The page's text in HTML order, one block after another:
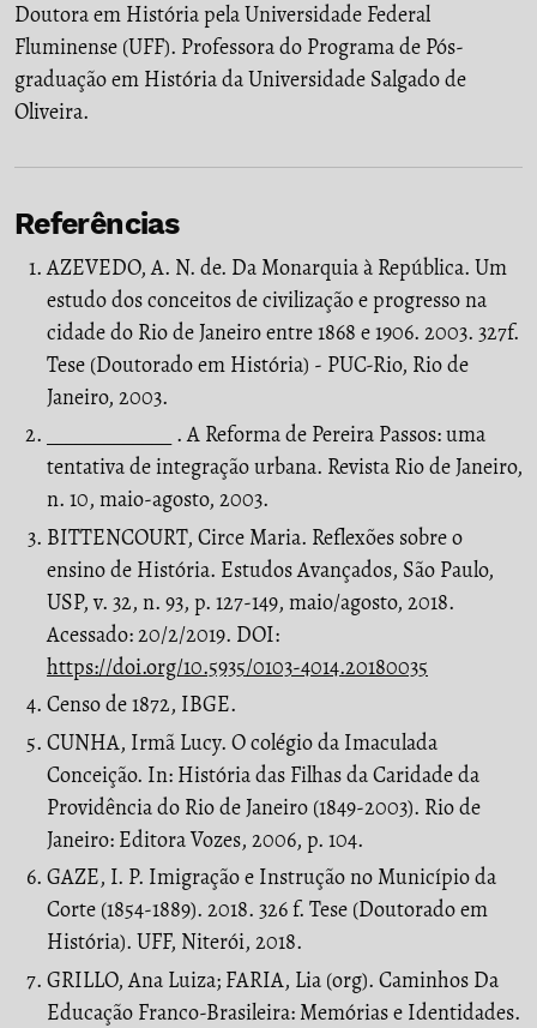
Doutora em História pela Universidade Federal
Fluminense (UFF). Professora do Programa de Pós-
graduação em História da Universidade Salgado de
Oliveira.
Referências
AZEVEDO, A. N. de. Da Monarquia à República. Um
estudo dos conceitos de civilização e progresso na
cidade do Rio de Janeiro entre 1868 e 1906. 2003. 327f.
Tese (Doutorado em História) - PUC-Rio, Rio de
Janeiro, 2003.
_____________ . A Reforma de Pereira Passos: uma
tentativa de integração urbana. Revista Rio de Janeiro,
n. 10, maio-agosto, 2003.
BITTENCOURT, Circe Maria. Reflexões sobre o
ensino de História. Estudos Avançados, São Paulo,
USP, v. 32, n. 93, p. 127-149, maio/agosto, 2018.
Acessado: 20/2/2019. DOI:
https://doi.org/10.5935/0103-4014.20180035
Censo de 1872, IBGE.
CUNHA, Irmã Lucy. O colégio da Imaculada
Conceição. In: História das Filhas da Caridade da
Providência do Rio de Janeiro (1849-2003). Rio de
Janeiro: Editora Vozes, 2006, p. 104.
GAZE, I. P. Imigração e Instrução no Município da
Corte (1854-1889). 2018. 326 f. Tese (Doutorado em
História). UFF, Niterói, 2018.
GRILLO, Ana Luiza; FARIA, Lia (org). Caminhos Da
Educação Franco-Brasileira: Memórias e Identidades.